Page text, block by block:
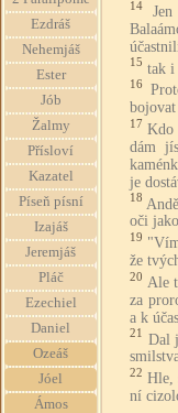
Ezdráš
Nehemjáš
Ester
Jób
Žalmy
Přísloví
Kazatel
Píseň písní
Izajáš
Jeremjáš
Pláč
Ezechiel
Daniel
Ozeáš
Jóel
Ámos
14
15 tak i
16
bojovat
17 Kdo
dám
je
18
oči
19
že
20 Ale
za
a k
21 Dal
22 Hle,
ní